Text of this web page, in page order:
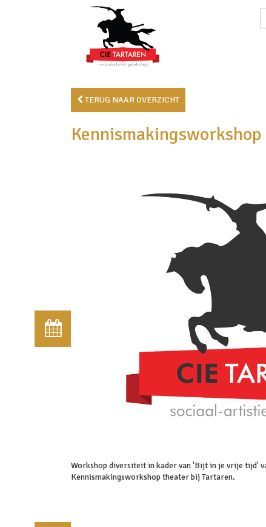
TERUG NAAR OVERZICHT
Kennismakingsworkshop
Workshop diversiteit in kader van 'Bijt in je vrije tijd'
Kennismakingsworkshop theater bij Tartaren.